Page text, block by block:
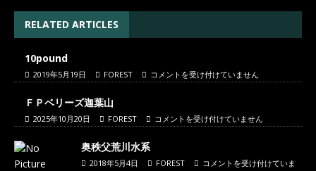
RELATED ARTICLES
10pound
2019年5月19日 FOREST コメントを受け付けていません
ＦＰベリーズ迦葉山
2025年10月20日 FOREST コメントを受け付けていません
奥秩父荒川水系
2018年5月4日 FOREST
コメントを受け付けていま